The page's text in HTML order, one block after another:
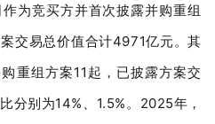
为竞买方并首次披露并购重组
交易总价值合计4971亿元。其
重组方案11起，已披露方案交
分别为14%、1.5%。2025年，